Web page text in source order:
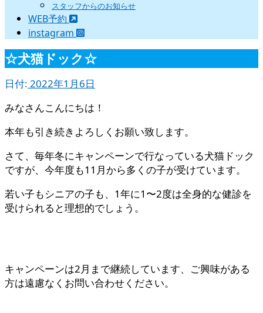
スタッフからのお知らせ
WEB予約
instagram
☆犬猫ドック☆
日付: 2022年1月6日
みなさんこんにちは！
本年も引き続きよろしくお願い致します。
さて、毎年冬にキャンペーンで行なっている犬猫ドック
ですが、今年度も11月から多くの子が受けています。
若い子もシニアの子も、1年に1〜2度は全身的な健診を
受けられると理想的でしょう。
キャンペーンは2月まで継続しています、ご興味がある
方は遠慮なくお問い合わせください。